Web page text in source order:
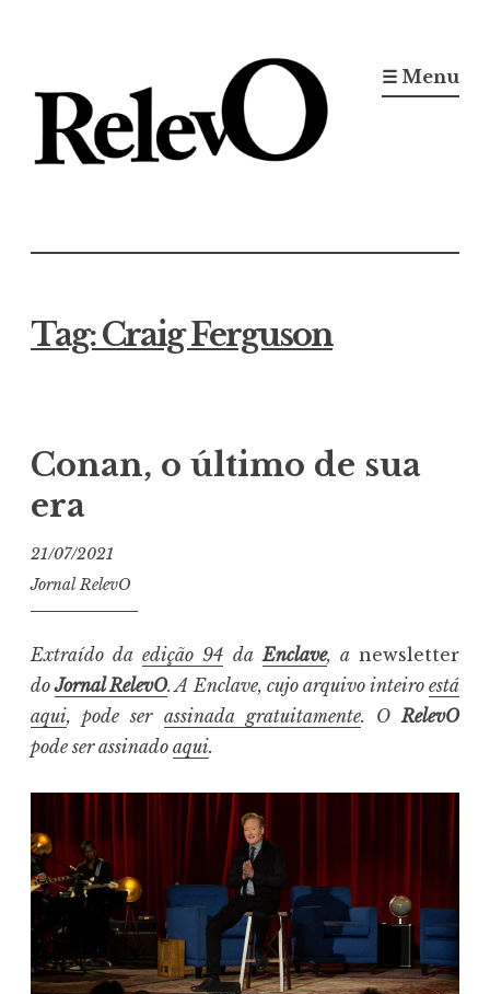
conteúdo
☰ Menu
Tag:Craig Ferguson
Conan, o último de sua
era
21/07/2021
Jornal RelevO
Extraído daedição 94 da Enclave, anewsletter
doJornal RelevO. A Enclave, cujo arquivo inteiro está
aqui, pode ser assinada gratuitamente. ORelevO
pode ser assinado aqui.